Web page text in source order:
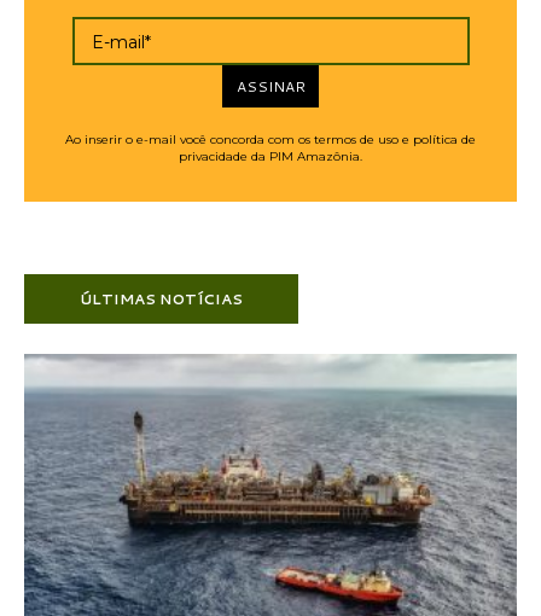
E-mail*
ASSINAR
Ao inserir o e-mail você concorda com os termos de uso e política de
privacidade da PIM Amazônia.
ÚLTIMAS NOTÍCIAS